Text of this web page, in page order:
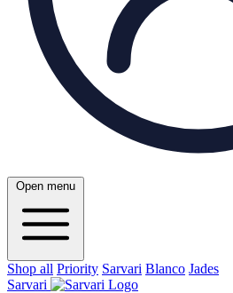
Open menu
Shop all Priority Sarvari Blanco Jades
Sarvari